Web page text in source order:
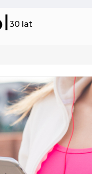
30 lat
i przyspiesza
na rynek w
(UCMS)
mogą efektywnie
zużyciem